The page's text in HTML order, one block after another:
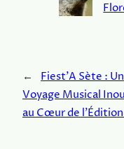
←
Fiest’A Sète : Un
Voyage Musical
au Cœur de